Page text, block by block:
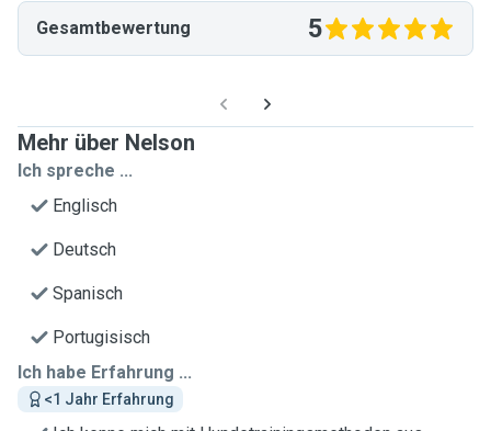
Gesamtbewertung 5
Mehr über Nelson
Ich spreche ...
Englisch
Deutsch
Spanisch
Portugisisch
Ich habe Erfahrung ...
<1 Jahr Erfahrung